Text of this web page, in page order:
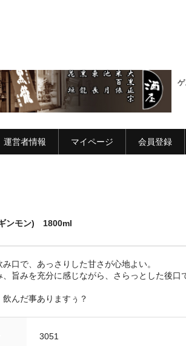
ゲ
運営者情報 マイページ 会員登録
ンモン) 1800ml
口で、あっさりした甘さが心地よい。
、旨みを充分に感じながら、さらっとした後口
飲んだ事ありますぅ？
3051